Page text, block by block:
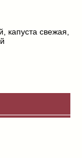
, капуста свежая,